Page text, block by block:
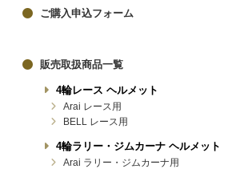
ご購入申込フォーム
販売取扱商品一覧
4輪レース ヘルメット
Arai レース用
BELL レース用
4輪ラリー・ジムカーナ ヘルメット
Arai ラリー・ジムカーナ用